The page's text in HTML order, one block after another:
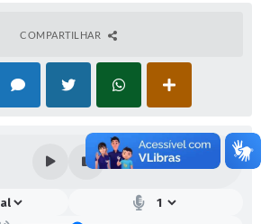
COMPARTILHAR